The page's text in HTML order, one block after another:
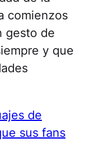
comienzos
gesto de
y que
de
sus fans